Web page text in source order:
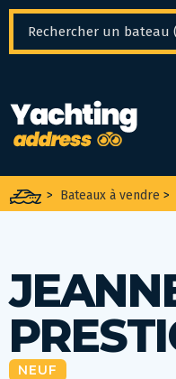
> Bateaux à vendre >
NEUF
Panneau de gestion des